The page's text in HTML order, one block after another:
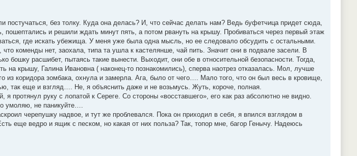
постучаться, без толку. Куда она делась? И, что сейчас делать нам? Ведь буфетчица придет сюда,
пошептались и решили ждать минут пять, а потом рвануть на крышу. Пробиваться через первый этаж
где искать убежища. У меня уже была одна мысль, но ее следовало обсудить с остальными.
коменды нет, заохала, типа та ушла к кастелянше, чай пить. Значит они в подвале засели. В
бошку расшибет, пытаясь такие вынести. Выходит, они обе в относительной безопасности. Тогда,
на крышу, Галина Ивановна ( наконец-то познакомились), сперва наотрез отказалась. Мол, лучше
из коридора зомбака, охнула и замерла. Ага, было от чего…. Мало того, что он был весь в кровище,
так еще и взгляд…. Не, я объяснить даже и не возьмусь. Жуть, короче, полная.
протянул руку с лопатой к Сереге. Со стороны «восставшего», его как раз абсолютно не видно.
умоляю, не паникуйте….
черепушку надвое, и тут же проблевался. Пока он приходил в себя, я впился взглядом в
еще ведро и ящик с песком, но какая от них польза? Так, топор мне, багор Генычу. Надеюсь